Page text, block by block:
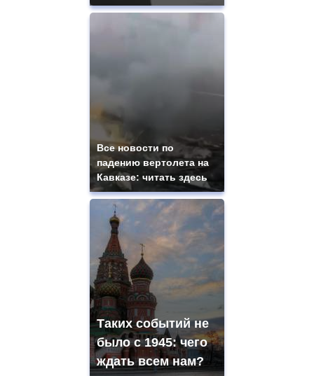
Все новости по
падению вертолета на
Кавказе: читать здесь
Таких событий не
было с 1945: чего
ждать всем нам?